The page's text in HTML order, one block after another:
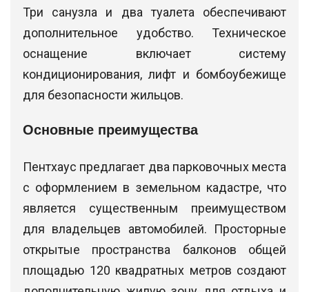
Три санузла и два туалета обеспечивают
дополнительное удобство. Техническое
оснащение включает систему
кондиционирования, лифт и бомбоубежище
для безопасности жильцов.
Основные преимущества
Пентхаус предлагает два парковочных места
с оформлением в земельном кадастре, что
является существенным преимуществом
для владельцев автомобилей. Просторные
открытые пространства балконов общей
площадью 120 квадратных метров создают